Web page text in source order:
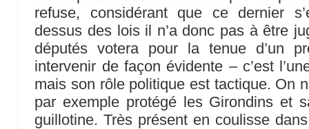
refuse, considérant que ce dernier
dessus des lois il n’a donc pas à être
députés votera pour la tenue d’un
intervenir de façon évidente – c’est
mais son rôle politique est tactique. On
par exemple protégé les Girondins et
guillotine. Très présent en coulisse